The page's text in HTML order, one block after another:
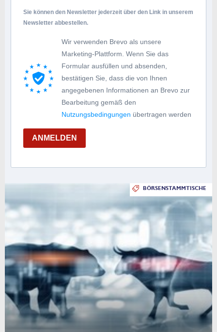
Sie können den Newsletter jederzeit über den Link in unserem
Newsletter abbestellen.
Wir verwenden Brevo als unsere
Marketing-Plattform. Wenn Sie das
Formular ausfüllen und absenden,
bestätigen Sie, dass die von Ihnen
angegebenen Informationen an Brevo zur
Bearbeitung gemäß den
Nutzungsbedingungen übertragen werden
ANMELDEN
BÖRSENSTAMMTISCHE